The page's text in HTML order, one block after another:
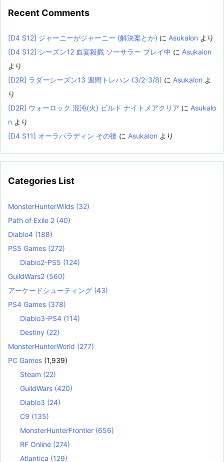
Recent Comments
[D4 S12] ジャーニーがジャーニー (解決案とか) に Asukalon より
[D4 S12] シーズン12 血宴殺戮 ソーサラー プレイ中 に Asukalon
より
[D2R] ラダーシーズン13 週間トレハン (3/2-3/8) に Asukalon よ
り
[D2R] ウォーロック 混沌(火) ビルド ナイトメアクリア に Asukalo
n より
[D4 S11] オーラパラディン その後 に Asukalon より
Categories List
MonsterHunterWilds (32)
Path of Exile 2 (40)
Diablo4 (188)
PS5 Games (272)
Diablo2-PS5 (124)
GuildWars2 (560)
アーケードシューティング (43)
PS4 Games (378)
Diablo3-PS4 (114)
Destiny (22)
MonsterHunterWorld (277)
PC Games (1,939)
Steam (22)
GuildWars (420)
Diablo3 (24)
C9 (135)
MonsterHunterFrontier (656)
RF Online (274)
Atlantica (129)